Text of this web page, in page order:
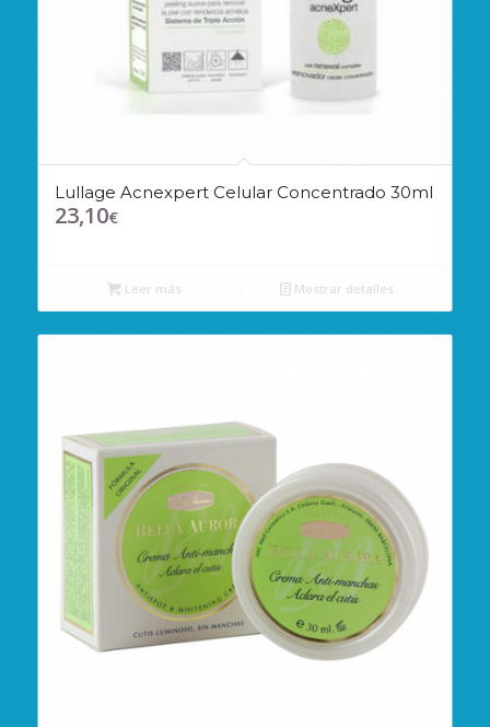
Lullage Acnexpert Celular Concentrado 30ml
23,10€
Leer más Mostrar detalles